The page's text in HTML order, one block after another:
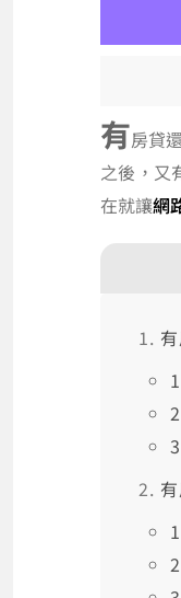
有房貸
之後，又
在就讓網